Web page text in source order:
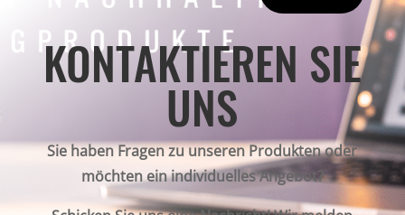
KONTAKTIEREN SIE
UNS
Sie haben Fragen zu unseren Produkten oder
möchten ein individuelles Angebot?